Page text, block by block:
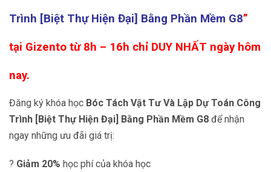
Trình [Biệt Thự Hiện Đại] Bằng Phần Mềm G8”
tại Gizento từ 8h – 16h chỉ DUY NHẤT ngày hôm
nay.
Đăng ký khóa học Bóc Tách Vật Tư Và Lập Dự Toán Công
Trình [Biệt Thự Hiện Đại] Bằng Phần Mềm G8 để nhận
ngay những ưu đãi giá trị:
? Giảm 20% học phí của khóa học